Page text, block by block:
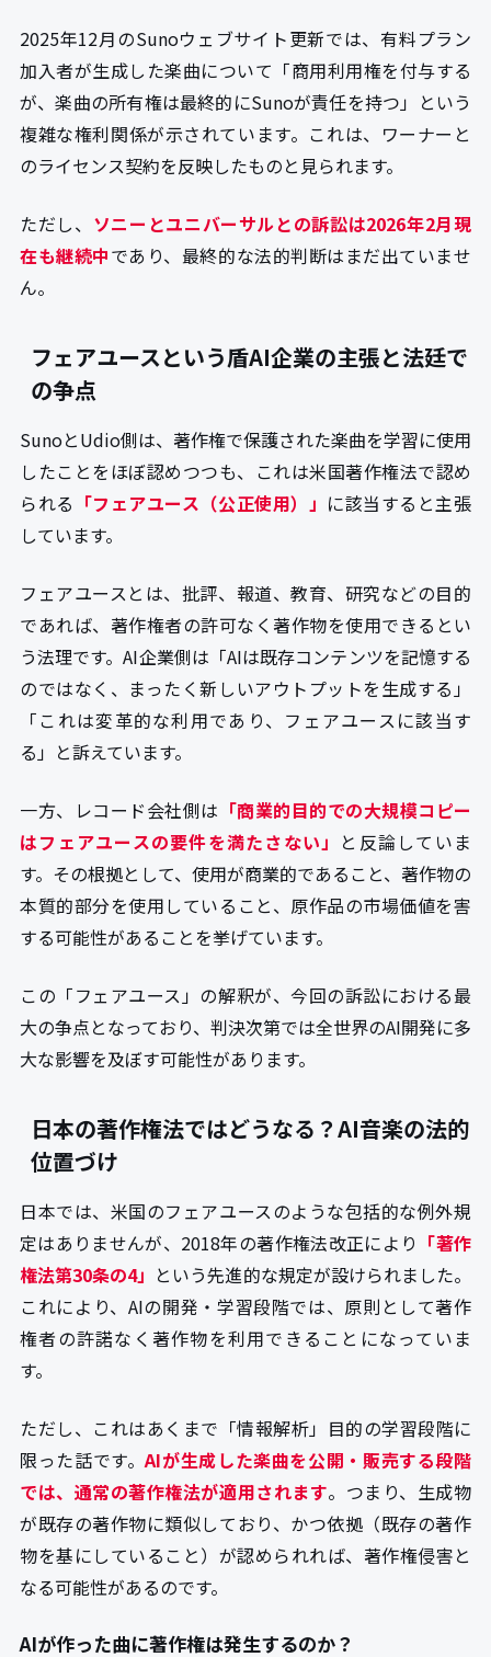
2025年12月のSunoウェブサイト更新では、有料プラン
加入者が生成した楽曲について「商用利用権を付与する
が、楽曲の所有権は最終的にSunoが責任を持つ」という
複雑な権利関係が示されています。これは、ワーナーと
のライセンス契約を反映したものと見られます。
ただし、 ソニーとユニバーサルとの訴訟は2026年2月現
在も継続中であり、最終的な法的判断はまだ出ていませ
ん。
フェアユースという盾AI企業の主張と法廷で
の争点
SunoとUdio側は、著作権で保護された楽曲を学習に使用
したことをほぼ認めつつも、これは米国著作権法で認め
られる 「フェアユース（公正使用）」 に該当すると主張
しています。
フェアユースとは、批評、報道、教育、研究などの目的
であれば、著作権者の許可なく著作物を使用できるとい
う法理です。AI企業側は「AIは既存コンテンツを記憶する
のではなく、まったく新しいアウトプットを生成する」
「これは変革的な利用であり、フェアユースに該当す
る」と訴えています。
一方、レコード会社側は 「商業的目的での大規模コピー
はフェアユースの要件を満たさない」 と反論していま
す。その根拠として、使用が商業的であること、著作物の
本質的部分を使用していること、原作品の市場価値を害
する可能性があることを挙げています。
この「フェアユース」の解釈が、今回の訴訟における最
大の争点となっており、判決次第では全世界のAI開発に多
大な影響を及ぼす可能性があります。
日本の著作権法ではどうなる？AI音楽の法的
位置づけ
日本では、米国のフェアユースのような包括的な例外規
定はありませんが、2018年の著作権法改正により 「著作
権法第30条の4」 という先進的な規定が設けられました。
これにより、AIの開発・学習段階では、原則として著作
権者の許諾なく著作物を利用できることになっていま
す。
ただし、これはあくまで「情報解析」目的の学習段階に
限った話です。AIが生成した楽曲を公開・販売する段階
では、通常の著作権法が適用されます。つまり、生成物
が既存の著作物に類似しており、かつ依拠（既存の著作
物を基にしていること）が認められれば、著作権侵害と
なる可能性があるのです。
AIが作った曲に著作権は発生するのか？